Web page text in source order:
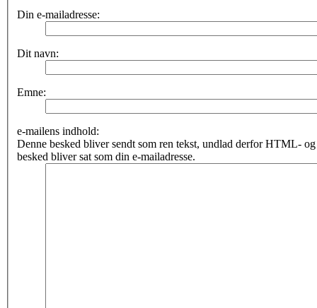
Din e-mailadresse:
Dit navn:
Emne:
e-mailens indhold:
Denne besked bliver sendt som ren tekst, undlad derfor HTML-
besked bliver sat som din e-mailadresse.